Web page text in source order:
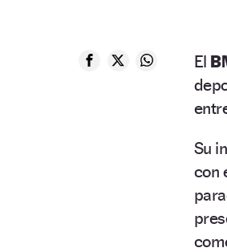
El
Su
con